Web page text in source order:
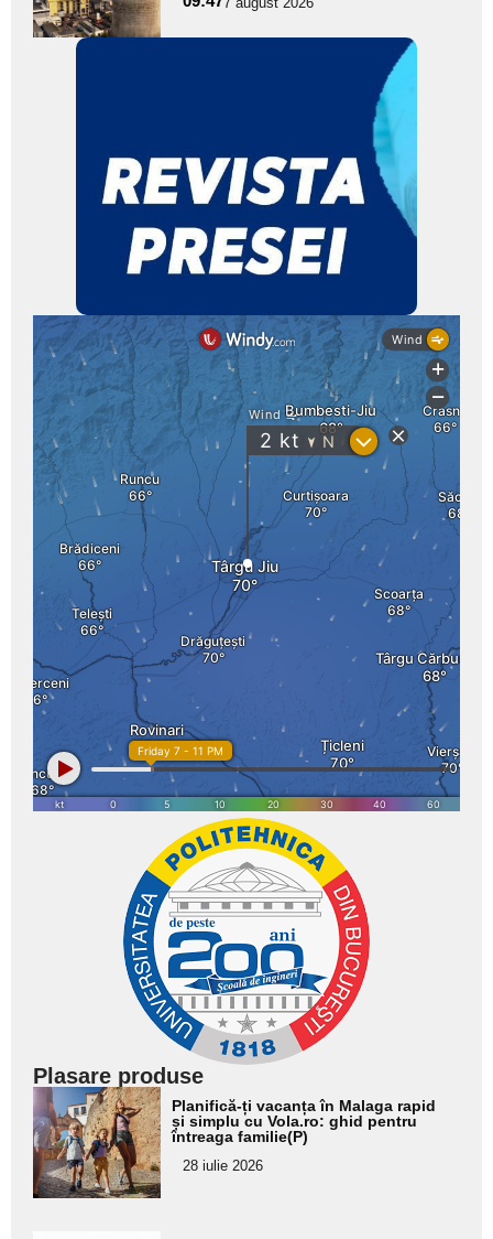
subtitlu
Plasare produse
Adaugă
aici textul
pentru
subtitlu
Planifică-ți vacanța în Malaga rapid
și simplu cu Vola.ro: ghid pentru
întreaga familie(P)
28 iulie 2026